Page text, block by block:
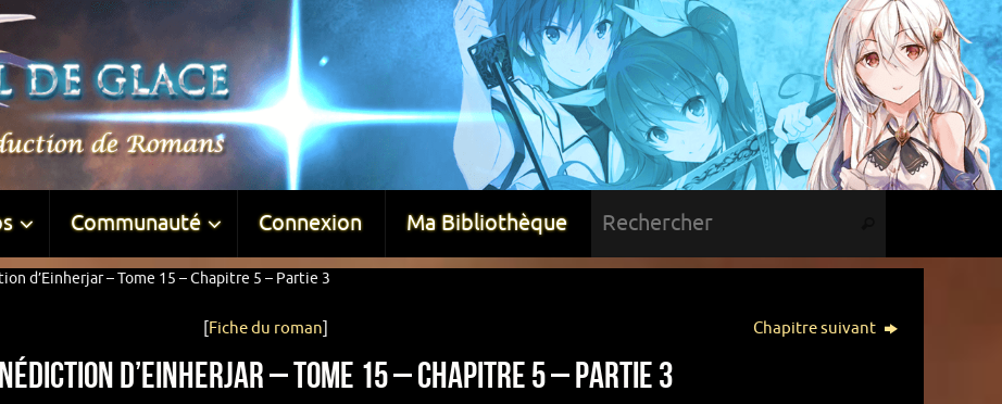
Communauté Connexion Ma Bibliothèque
d’Einherjar – Tome 15 – Chapitre 5 – Partie 3
[Fiche du roman] Chapitre suivant
d’Einherjar – Tome 15 – Chapitre 5 – Partie 3